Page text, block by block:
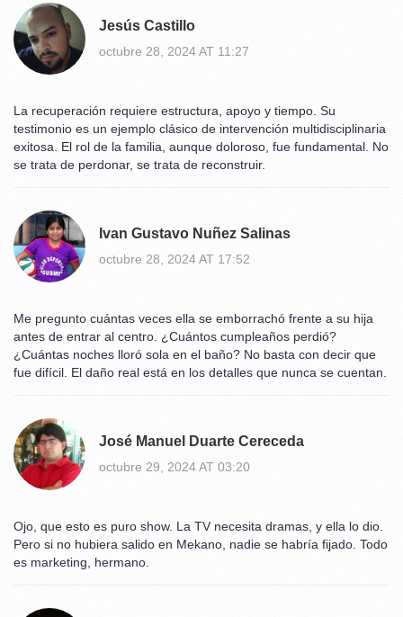
Jesús Castillo
octubre 28, 2024 AT 11:27
La recuperación requiere estructura, apoyo y tiempo. Su
testimonio es un ejemplo clásico de intervención multidisciplinaria
exitosa. El rol de la familia, aunque doloroso, fue fundamental. No
se trata de perdonar, se trata de reconstruir.
Ivan Gustavo Nuñez Salinas
octubre 28, 2024 AT 17:52
Me pregunto cuántas veces ella se emborrachó frente a su hija
antes de entrar al centro. ¿Cuántos cumpleaños perdió?
¿Cuántas noches lloró sola en el baño? No basta con decir que
fue difícil. El daño real está en los detalles que nunca se cuentan.
José Manuel Duarte Cereceda
octubre 29, 2024 AT 03:20
Ojo, que esto es puro show. La TV necesita dramas, y ella lo dio.
Pero si no hubiera salido en Mekano, nadie se habría fijado. Todo
es marketing, hermano.